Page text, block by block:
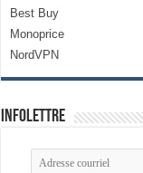
Best Buy
Monoprice
NordVPN
Infolettre